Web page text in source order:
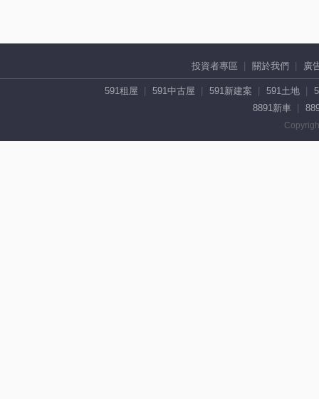
投資者專區 關於我們 廣
591租屋 591中古屋 591新建案 591土地
8891新車